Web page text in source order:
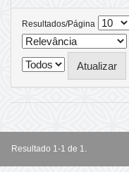
Resultados/Página
Resultado 1-1 de 1.